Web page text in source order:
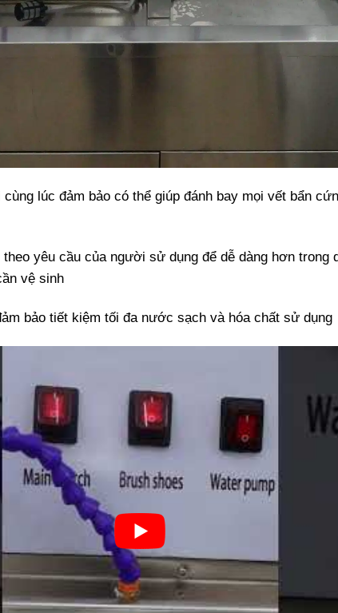
lúc đảm bảo có thể giúp đánh bay mọi vết bẩn
yêu cầu của người sử dụng để dễ dàng hơn trong
vệ sinh
bảo tiết kiệm tối đa nước sạch và hóa chất sử dụng